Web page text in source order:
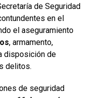
detenciones
Cárdenas y Tulum
órdenes de
de Seguridad
en el
el aseguramiento
, armamento,
disposición de
delitos.
de seguridad